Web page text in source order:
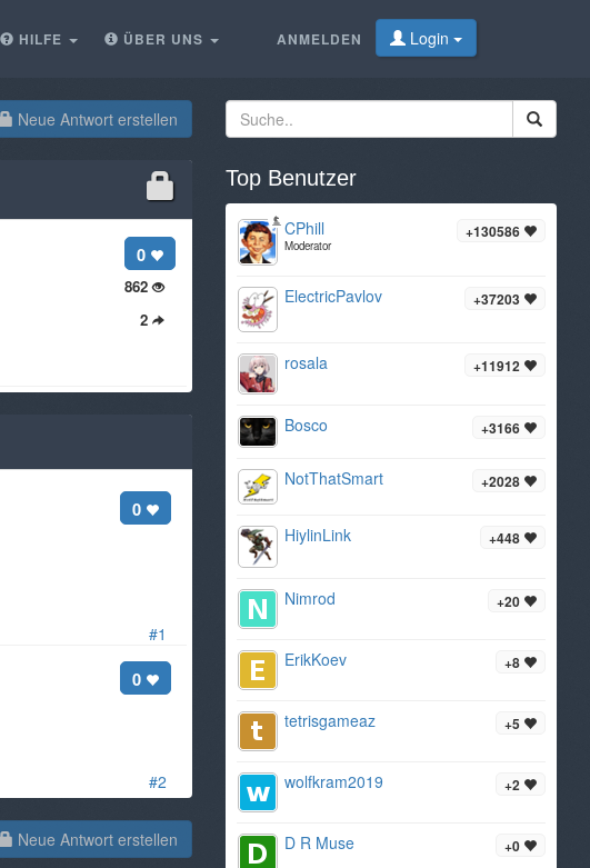
ANMELDEN Login
HILFE ÜBER UNS
Neue Antwort erstellen
0
862
2
#1
0
#2
0
Neue Antwort erstellen
Top Benutzer
+130586
CPhill
Moderator
+37203
ElectricPavlov
+11912
rosala
+3166
Bosco
+2028
NotThatSmart
+448
HiylinLink
+20
Nimrod
+8
ErikKoev
+5
tetrisgameaz
+2
wolfkram2019
+0
D R Muse